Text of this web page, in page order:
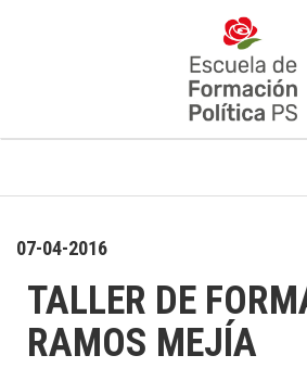
07-04-2016
TALLER DE
RAMOS MEJÍA